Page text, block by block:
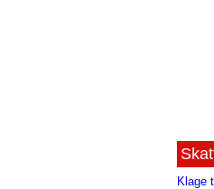
Klage